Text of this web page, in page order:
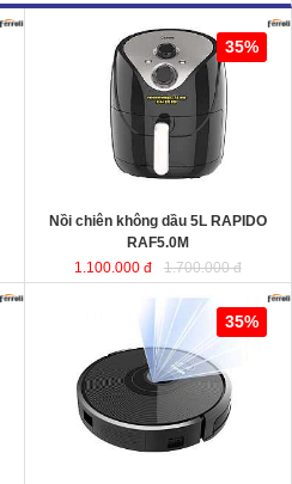
Nồi chiên không dầu 5L RAPIDO
35%
Nồi chiên không dầu 5L RAPIDO
RAF5.0M
1.100.000 đ
1.700.000 đ
Robot hút bụi và lau nhà thông minh
35%